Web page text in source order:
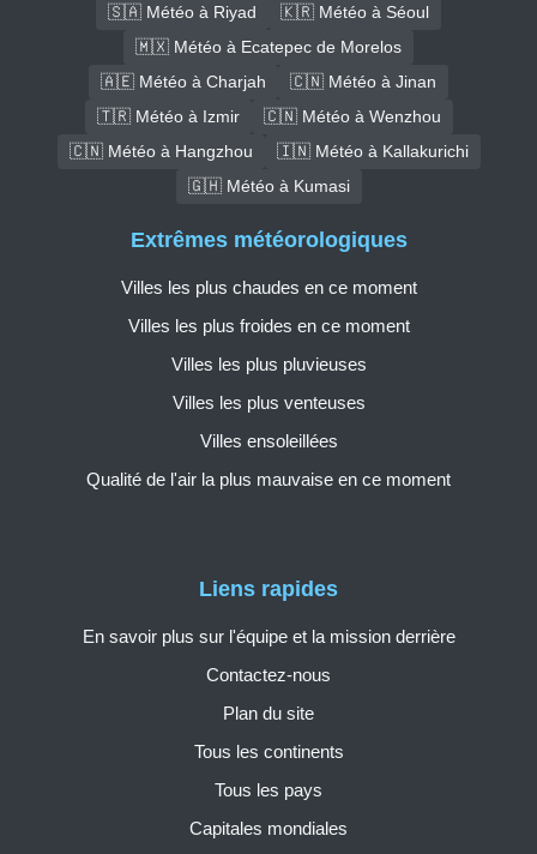
🇸🇦 Météo à Riyad
🇰🇷 Météo à Séoul
🇲🇽 Météo à Ecatepec de Morelos
🇦🇪 Météo à Charjah
🇨🇳 Météo à Jinan
🇹🇷 Météo à Izmir
🇨🇳 Météo à Wenzhou
🇨🇳 Météo à Hangzhou
🇮🇳 Météo à Kallakurichi
🇬🇭 Météo à Kumasi
Liens rapides
En savoir plus sur l'équipe et la mission derrière
Contactez-nous
Plan du site
Tous les continents
Tous les pays
Capitales mondiales
Extrêmes météorologiques
Villes les plus chaudes en ce moment
Villes les plus froides en ce moment
Villes les plus pluvieuses
Villes les plus venteuses
Villes ensoleillées
Qualité de l'air la plus mauvaise en ce moment